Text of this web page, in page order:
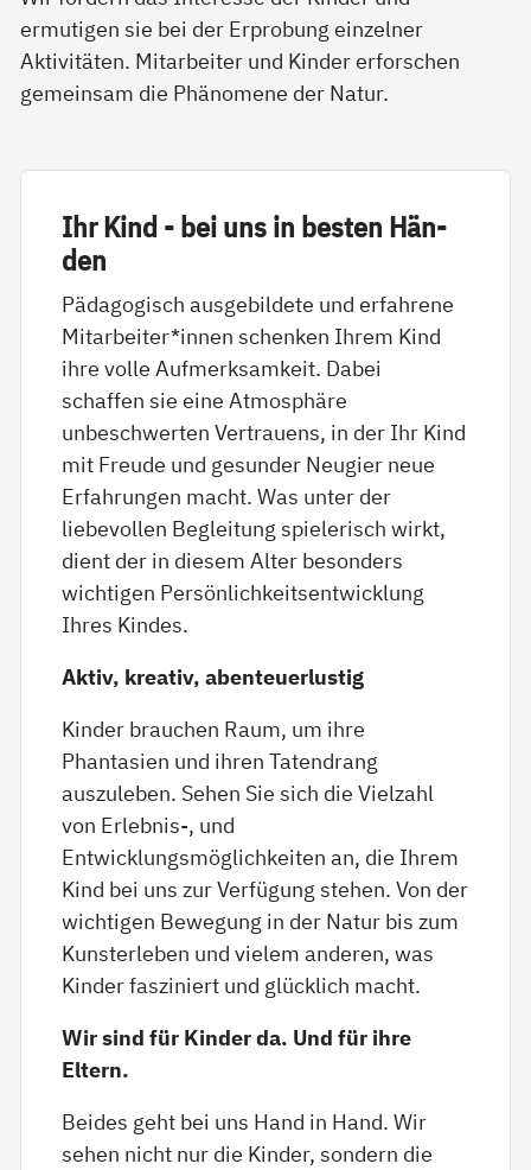
ermutigen sie bei der Erprobung einzelner
Aktivitäten. Mitarbeiter und Kinder erforschen
gemeinsam die Phänomene der Natur.
Ihr Kind - bei uns in bes­ten Hän­
den
Pädagogisch ausgebildete und erfahrene
Mitarbeiter*innen schenken Ihrem Kind
ihre volle Aufmerksamkeit. Dabei
schaffen sie eine Atmosphäre
unbeschwerten Vertrauens, in der Ihr Kind
mit Freude und gesunder Neugier neue
Erfahrungen macht. Was unter der
liebevollen Begleitung spielerisch wirkt,
dient der in diesem Alter besonders
wichtigen Persönlichkeitsentwicklung
Ihres Kindes.
Aktiv, kreativ, abenteuerlustig
Kinder brauchen Raum, um ihre
Phantasien und ihren Tatendrang
auszuleben. Sehen Sie sich die Vielzahl
von Erlebnis-, und
Entwicklungsmöglichkeiten an, die Ihrem
Kind bei uns zur Verfügung stehen. Von der
wichtigen Bewegung in der Natur bis zum
Kunsterleben und vielem anderen, was
Kinder fasziniert und glücklich macht.
Wir sind für Kinder da. Und für ihre
Eltern.
Beides geht bei uns Hand in Hand. Wir
sehen nicht nur die Kinder, sondern die